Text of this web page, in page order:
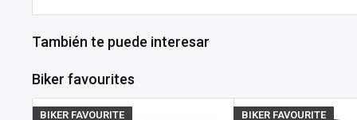
suele tardar entre 1 y 3 días laborables tras el
tenerlo pronto! No dudes en
ponerte en contacto con
También te puede interesar
Biker favourites
BIKER FAVOURITE BIKER FAVOURITE